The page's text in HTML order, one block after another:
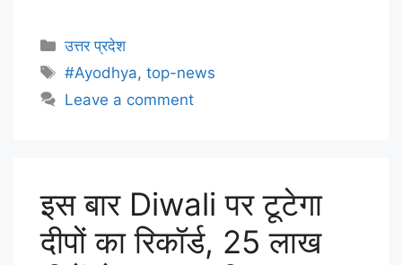
उत्तर प्रदेश
#Ayodhya,top-news
Leave a comment
इस बार Diwali पर टूटेगा
दीपों का रिकॉर्ड, 25 लाख